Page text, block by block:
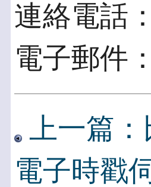
連絡電話
電子郵件
上一篇
電子時戳